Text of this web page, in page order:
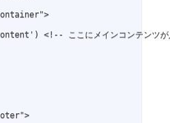
<!-- ここにメインコンテンツが